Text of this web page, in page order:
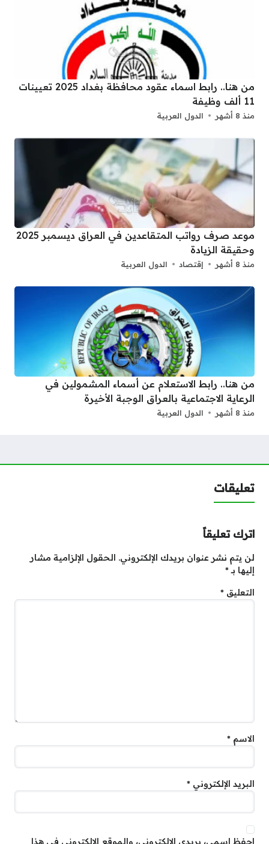
من هنا.. رابط اسماء عقود محافظة بغداد 2025 تعيينات
11 ألف وظيفة
منذ 8 أشهر الدول العربية
موعد صرف رواتب المتقاعدين في العراق ديسمبر 2025
وحقيقة الزيادة
منذ 8 أشهر إقتصاد الدول العربية
من هنا.. رابط الاستعلام عن أسماء المشمولين في
الرعاية الاجتماعية بالعراق الوجبة الأخيرة
منذ 8 أشهر الدول العربية
تعليقات
اترك تعليقاً
لن يتم نشر عنوان بريدك الإلكتروني. الحقول الإلزامية مشار
إليها بـ*
التعليق *
الاسم *
البريد الإلكتروني *
احفظ اسمي، بريدي الإلكتروني، والموقع الإلكتروني في هذا